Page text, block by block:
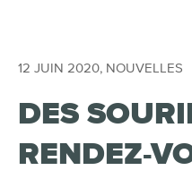
12 JUIN 2020, NOUVELLES
DES
RENDEZ-